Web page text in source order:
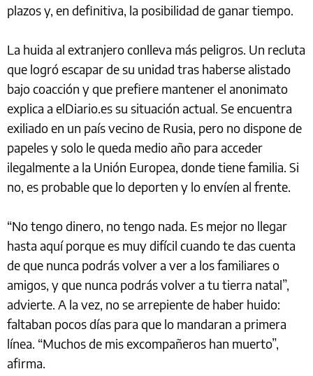
plazos y, en definitiva, la posibilidad de ganar tiempo.
La huida al extranjero conlleva más peligros. Un recluta
que logró escapar de su unidad tras haberse alistado
bajo coacción y que prefiere mantener el anonimato
explica a elDiario.es su situación actual. Se encuentra
exiliado en un país vecino de Rusia, pero no dispone de
papeles y solo le queda medio año para acceder
ilegalmente a la Unión Europea, donde tiene familia. Si
no, es probable que lo deporten y lo envíen al frente.
“No tengo dinero, no tengo nada. Es mejor no llegar
hasta aquí porque es muy difícil cuando te das cuenta
de que nunca podrás volver a ver a los familiares o
amigos, y que nunca podrás volver a tu tierra natal”,
advierte. A la vez, no se arrepiente de haber huido:
faltaban pocos días para que lo mandaran a primera
línea. “Muchos de mis excompañeros han muerto”,
afirma.